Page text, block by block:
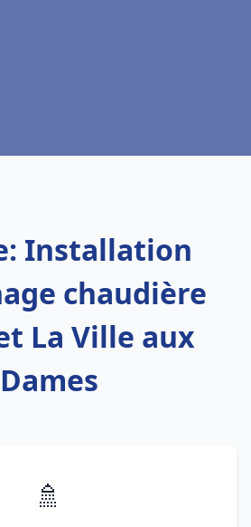
Installation
chaudière
La Ville aux
Dames
🚿